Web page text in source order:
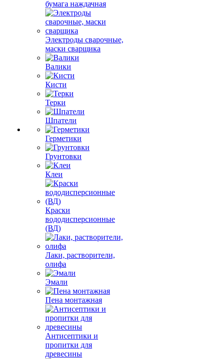
бумага наждачная
Электроды сварочные,
маски сварщика
Валики
Кисти
Терки
Шпатели
Герметики
Грунтовки
Клеи
Краски
вододисперсионные
(ВД)
Лаки, растворители,
олифа
Эмали
Пена монтажная
Антисептики и
пропитки для
древесины